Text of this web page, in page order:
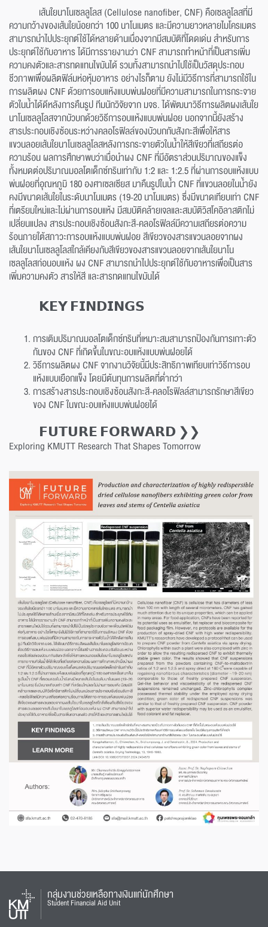
เส้นใยนาโนเซลลูโลส (Cellulose nanofiber, CNF) คือเซลลูโลสที่มี
ความกว้างของเส้นใยน้อยกว่า 100 นาโนเมตร และมีความยาวหลายไมโครเมตร
สามารถนำไปประยุกต์ใช้ได้หลายด้านเนื่องจากมีสมบัติที่โดดเด่น สำหรับการ
ประยุกต์ใช้กับอาหาร ได้มีการรายงานว่า CNF สามารถทำหน้าที่เป็นสารเพิ่ม
ความคงตัวและสารทดแทนไขมันได้ รวมทั้งสามารถนำไปใช้เป็นวัสดุประกอบ
ชีวภาพเพื่อผลิตฟิล์มห่อหุ้มอาหาร อย่างไรก็ตาม ยังไม่มีวิธีการที่สามารถใช้ใน
การผลิตผง CNF ด้วยการอบแห้งแบบพ่นฝอยที่มีความสามารถในการกระจาย
ตัวในน้ำได้ดีหลังการคืนรูป ทีมนักวิจัยจาก มจธ. ได้พัฒนาวิธีการผลิตผงเส้นใย
นาโนเซลลูโลสจากบัวบกด้วยวิธีการอบแห้งแบบพ่นฝอย นอกจากนี้ยังสร้าง
สารประกอบเชิงซ้อนระหว่างคลอโรฟิลล์ของบัวบกกับสังกะสีเพื่อให้สาร
แขวนลอยเส้นใยนาโนเซลลูโลสหลังการกระจายตัวในน้ำให้สีเขียวที่เสถียรต่อ
ความร้อน ผลการศึกษาพบว่าเมื่อนำผง CNF ที่มีอัตราส่วนปริมาณของแข็ง
ทั้งหมดต่อปริมาณมอลโตเด็กซ์ทรินเท่ากับ 1:2 และ 1:2.5 ที่ผ่านการอบแห้งแบบ
พ่นฝอยที่อุณหภูมิ 180 องศาเซลเซียส มาคืนรูปในน้ำ CNF ที่แขวนลอยในน้ำยัง
คงมีขนาดเส้นใยในระดับนาโนเมตร (19-20 นาโนเมตร) ซึ่งมีขนาดเทียบเท่า CNF
ที่เตรียมใหม่และไม่ผ่านการอบแห้ง มีสมบัติคล้ายเจลและสมบัติวิสโคอิลาสติกไม่
เปลี่ยนแปลง สารประกอบเชิงซ้อนสังกะสี-คลอโรฟิลล์มีความเสถียรต่อความ
ร้อนภายใต้สภาวะการอบแห้งแบบพ่นฝอย สีเขียวของสารแขวนลอยจากผง
เส้นใยนาโนเซลลูโลสใกล้เคียงกับสีเขียวของสารแขวนลอยจากเส้นใยนาโน
เซลลูโลสก่อนอบแห้ง ผง CNF สามารถนำไปประยุกต์ใช้กับอาหารเพื่อเป็นสาร
เพิ่มความคงตัว สารให้สี และสารทดแทนไขมันได้
𝗞𝗘𝗬 𝗙𝗜𝗡𝗗𝗜𝗡𝗚𝗦
การเติมปริมาณมอลโตเด็กซ์ทรินที่เหมาะสมสามารถป้องกันการเกาะตัว
กันของ CNF ที่เกิดขึ้นในขณะอบแห้งแบบพ่นฝอยได้
วิธีการผลิตผง CNF จากงานวิจัยนี้มีประสิทธิภาพเทียบเท่าวิธีการอบ
แห้งแบบเยือกแข็ง โดยมีต้นทุนการผลิตที่ต่ำกว่า
การสร้างสารประกอบเชิงซ้อนสังกะสี-คลอโรฟิลล์สามารถรักษาสีเขียว
ของ CNF ในขณะอบแห้งแบบพ่นฝอยได้
𝗙𝗨𝗧𝗨𝗥𝗘 𝗙𝗢𝗥𝗪𝗔𝗥𝗗 ❯❯
Exploring KMUTT Research That Shapes Tomorrow
กลุ่มงานช่วยเหลือทางเงินแก่นักศึกษา
Student Financial Aid Unit